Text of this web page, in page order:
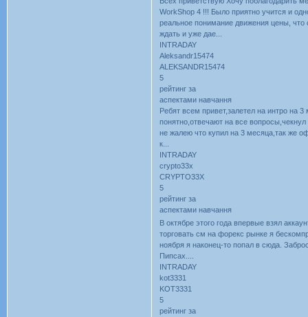
WorkShop 4 !!! Было приятно учится и
реальное понимание движения цены, что
ждать и уже дае...
INTRADAY
Aleksandr15474
ALEKSANDR15474
5
рейтинг за
аспектами навчання
Ребят всем привет,залетел на интро на
понятно,отвечают на все
не жалею что купил на 3 месяца,так же
к...
INTRADAY
crypto33x
CRYPTO33X
5
рейтинг за
аспектами навчання
В октябре этого года впервые взял
торговать см на форекс рынке я
ноября я наконец-то попал в сюда.
Пипсах....
INTRADAY
kot3331
KOT3331
5
рейтинг за